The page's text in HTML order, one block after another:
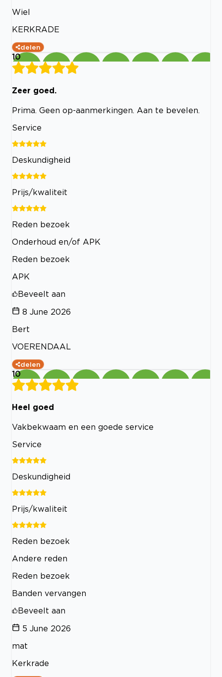
Wiel
KERKRADE
delen
10
Zeer goed.
Prima. Geen op-aanmerkingen. Aan te bevelen.
Service
Deskundigheid
Prijs/kwaliteit
Reden bezoek
Onderhoud en/of APK
Reden bezoek
APK
Beveelt aan
8 June 2026
Bert
VOERENDAAL
delen
10
Heel goed
Vakbekwaam en een goede service
Service
Deskundigheid
Prijs/kwaliteit
Reden bezoek
Andere reden
Reden bezoek
Banden vervangen
Beveelt aan
5 June 2026
mat
Kerkrade